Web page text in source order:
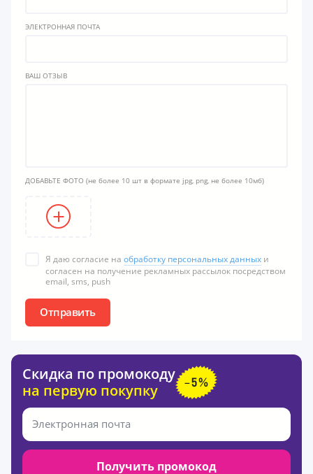
ЭЛЕКТРОННАЯ ПОЧТА
ВАШ ОТЗЫВ
ДОБАВЬТЕ ФОТО (не более 10 шт в формате jpg, png, не более 10мб)
Я даю согласие на обработку персональных данных и
согласен на получение рекламных рассылок посредством
email, sms, push
Отправить
Скидка по промокоду
на первую покупку
Получить промокод